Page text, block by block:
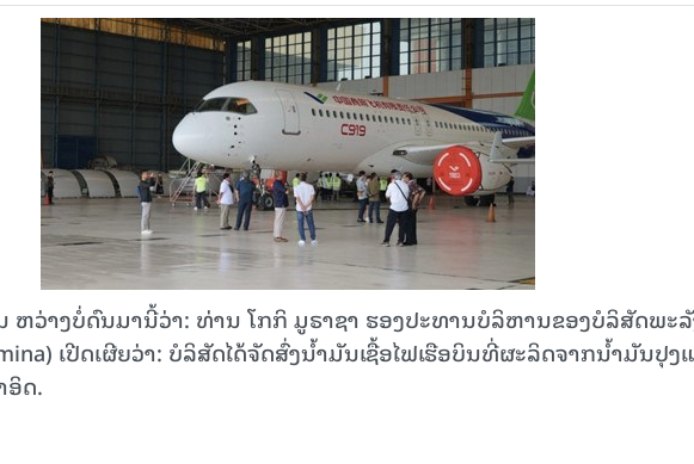
ຫວ່າງບໍ່ດົນມານີ້ວ່າ: ທ່ານ ໂກກິ ມູຣາຊາ ຮອງປະທານບໍລິຫານຂອງບໍລິສັດພະ
ເປີດເຜີຍວ່າ: ບໍລິສັດໄດ້ຈັດສົ່ງນໍ້າມັນເຊື້ອໄຟເຮືອບິນທີ່ຜະລິດຈາກນ້ຳມັນປຸງ
ອິດ.